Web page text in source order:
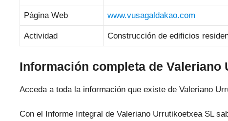
Página Web www.vusagaldakao.com
Actividad Construcción de edificios
Información completa de Valeriano
Acceda a toda la información que existe de Valeriano
Con el Informe Integral de Valeriano Urrutikoetxea SL